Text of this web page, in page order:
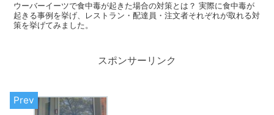
ウーバーイーツで食中毒が起きた場合の対策とは？ 実際に食中毒が
起きる事例を挙げ、レストラン・配達員・注文者それぞれが取れる対
策を挙げてみました。
スポンサーリンク